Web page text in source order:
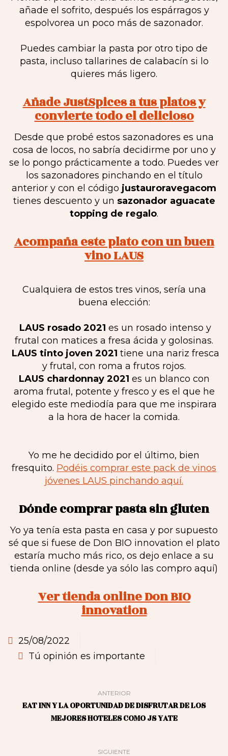
añade el sofrito, después los espárragos y
espolvorea un poco más de sazonador.
Puedes cambiar la pasta por otro tipo de
pasta, incluso tallarines de calabacín si lo
quieres más ligero.
Añade JustSpices a tus platos y
convierte todo el delicioso
Desde que probé estos sazonadores es una
cosa de locos, no sabría decidirme por uno y
se lo pongo prácticamente a todo. Puedes ver
los sazonadores pinchando en el título
anterior y con el código justauroravegacom
tienes descuento y un sazonador aguacate
topping de regalo.
Acompaña este plato con un buen
vino LAUS
Cualquiera de estos tres vinos, sería una
buena elección:
LAUS rosado 2021 es un rosado intenso y
frutal con matices a fresa ácida y golosinas.
LAUS tinto joven 2021 tiene una nariz fresca
y frutal, con roma a frutos rojos.
LAUS chardonnay 2021 es un blanco con
aroma frutal, potente y fresco y es el que he
elegido este mediodía para que me inspirara
a la hora de hacer la comida.
Yo me he decidido por el último, bien
fresquito. Podéis comprar este pack de vinos
jóvenes LAUS pinchando aquí.
Dónde comprar pasta sin gluten
Yo ya tenía esta pasta en casa y por supuesto
sé que si fuese de Don BIO innovation el plato
estaría mucho más rico, os dejo enlace a su
tienda online (desde ya sólo las compro aquí)
Ver tienda online Don BIO
innovation
25/08/2022
Tú opinión es importante
ANTERIOR
EAT INN Y LA OPORTUNIDAD DE DISFRUTAR DE LOS
MEJORES HOTELES COMO JS YATE
SIGUIENTE